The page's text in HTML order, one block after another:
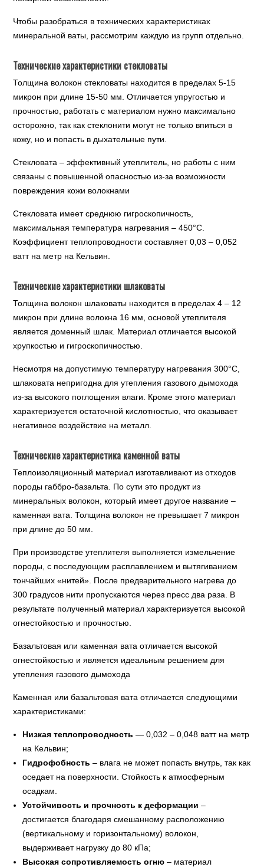
Чтобы разобраться в технических характеристиках
минеральной ваты, рассмотрим каждую из групп отдельно.
Технические характеристики стекловаты
Толщина волокон стекловаты находится в пределах 5-15
микрон при длине 15-50 мм. Отличается упругостью и
прочностью, работать с материалом нужно максимально
осторожно, так как стеклонити могут не только впиться в
кожу, но и попасть в дыхательные пути.
Стекловата – эффективный утеплитель, но работы с ним
связаны с повышенной опасностью из-за возможности
повреждения кожи волокнами
Стекловата имеет среднюю гигроскопичность,
максимальная температура нагревания – 450°С.
Коэффициент теплопроводности составляет 0,03 – 0,052
ватт на метр на Кельвин.
Технические характеристики шлаковаты
Толщина волокон шлаковаты находится в пределах 4 – 12
микрон при длине волокна 16 мм, основой утеплителя
является доменный шлак. Материал отличается высокой
хрупкостью и гигроскопичностью.
Несмотря на допустимую температуру нагревания 300°С,
шлаковата непригодна для утепления газового дымохода
из-за высокого поглощения влаги. Кроме этого материал
характеризуется остаточной кислотностью, что оказывает
негативное воздействие на металл.
Технические характеристика каменной ваты
Теплоизоляционный материал изготавливают из отходов
породы габбро-базальта. По сути это продукт из
минеральных волокон, который имеет другое название –
каменная вата. Толщина волокон не превышает 7 микрон
при длине до 50 мм.
При производстве утеплителя выполняется измельчение
породы, с последующим расплавлением и вытягиванием
тончайших «нитей». После предварительного нагрева до
300 градусов нити пропускаются через пресс два раза. В
результате полученный материал характеризуется высокой
огнестойкостью и прочностью.
Базальтовая или каменная вата отличается высокой
огнестойкостью и является идеальным решением для
утепления газового дымохода
Каменная или базальтовая вата отличается следующими
характеристиками:
Низкая теплопроводность — 0,032 – 0,048 ватт на метр
на Кельвин;
Гидрофобность – влага не может попасть внутрь, так как
оседает на поверхности. Стойкость к атмосферным
осадкам.
Устойчивость и прочность к деформации –
достигается благодаря смешанному расположению
(вертикальному и горизонтальному) волокон,
выдерживает нагрузку до 80 кПа;
Высокая сопротивляемость огню – материал